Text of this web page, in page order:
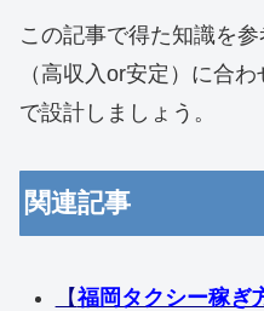
この記事で得た知識を
（高収入or安定）に合
で設計しましょう。
関連記事
【福岡タクシー稼ぎ